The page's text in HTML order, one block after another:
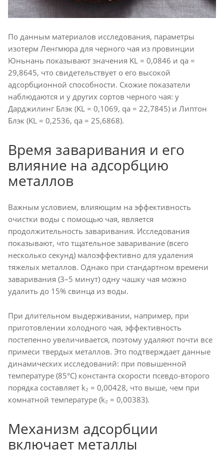
По данным материалов исследования, параметры
изотерм Ленгмюра для черного чая из провинции
Юньнань показывают значения KL = 0,0846 и qa =
29,8645, что свидетельствует о его высокой
адсорбционной способности. Схожие показатели
наблюдаются и у других сортов черного чая: у
Дарджилинг Блэк (KL = 0,1069, qa = 22,7845) и Липтон
Блэк (KL = 0,2536, qa = 25,6868).
Время заваривания и его
влияние на адсорбцию
металлов
Важным условием, влияющим на эффективность
очистки воды с помощью чая, является
продолжительность заваривания. Исследования
показывают, что тщательное заваривание (всего
несколько секунд) малоэффективно для удаления
тяжелых металлов. Однако при стандартном времени
заваривания (3–5 минут) одну чашку чая можно
удалить до 15% свинца из воды.
При длительном выдерживании, например, при
приготовлении холодного чая, эффективность
постепенно увеличивается, поэтому удаляют почти все
примеси твердых металлов. Это подтверждает данные
динамических исследований: при повышенной
температуре (85°C) константа скорости псевдо-второго
порядка составляет k₂ = 0,00428, что выше, чем при
комнатной температуре (k₂ = 0,00383).
Механизм адсорбции
включает металлы